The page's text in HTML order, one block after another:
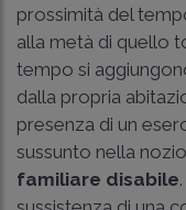
prossimità del
alla metà di quello
tempo si
dalla propria
presenza di un
sussunto nella
familiare disabile